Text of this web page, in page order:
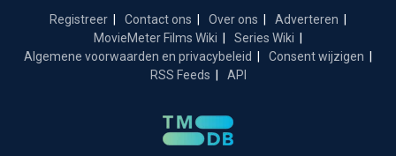
Registreer Contact ons Over ons
Adverteren
MovieMeter Films Wiki
Series Wiki
Algemene voorwaarden en privacybeleid
Consent wijzigen
RSS Feeds
API